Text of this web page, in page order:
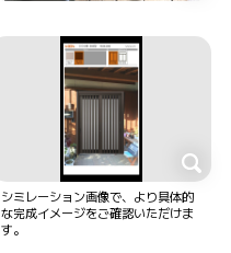
シミレーション画像で、より具体的
な完成イメージをご確認いただけま
す。